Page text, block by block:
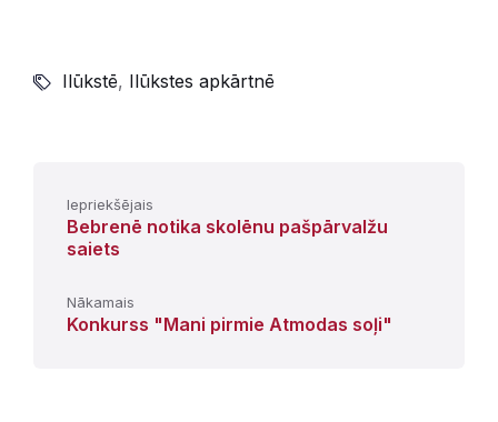
Ilūkstē, Ilūkstes apkārtnē
Iepriekšējais
Bebrenē notika skolēnu pašpārvalžu
saiets
Nākamais
Konkurss "Mani pirmie Atmodas soļi"